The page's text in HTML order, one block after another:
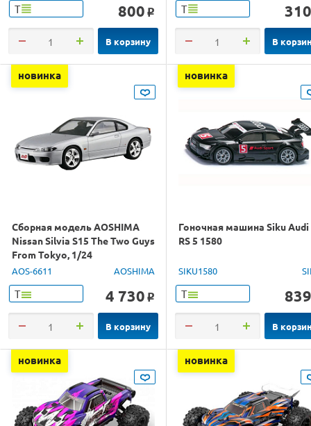
Т 800 o
В корзину
Т 310
В
новинка
Сборная модель AOSHIMA
Nissan Silvia S15 The Two Guys
From Tokyo, 1/24
AOS-6611 AOSHIMA
Т 4 730 o
В корзину
новинка
Гоночная машина Siku Audi
RS 5 1580
SIKU1580
Т 839
В
новинка новинка